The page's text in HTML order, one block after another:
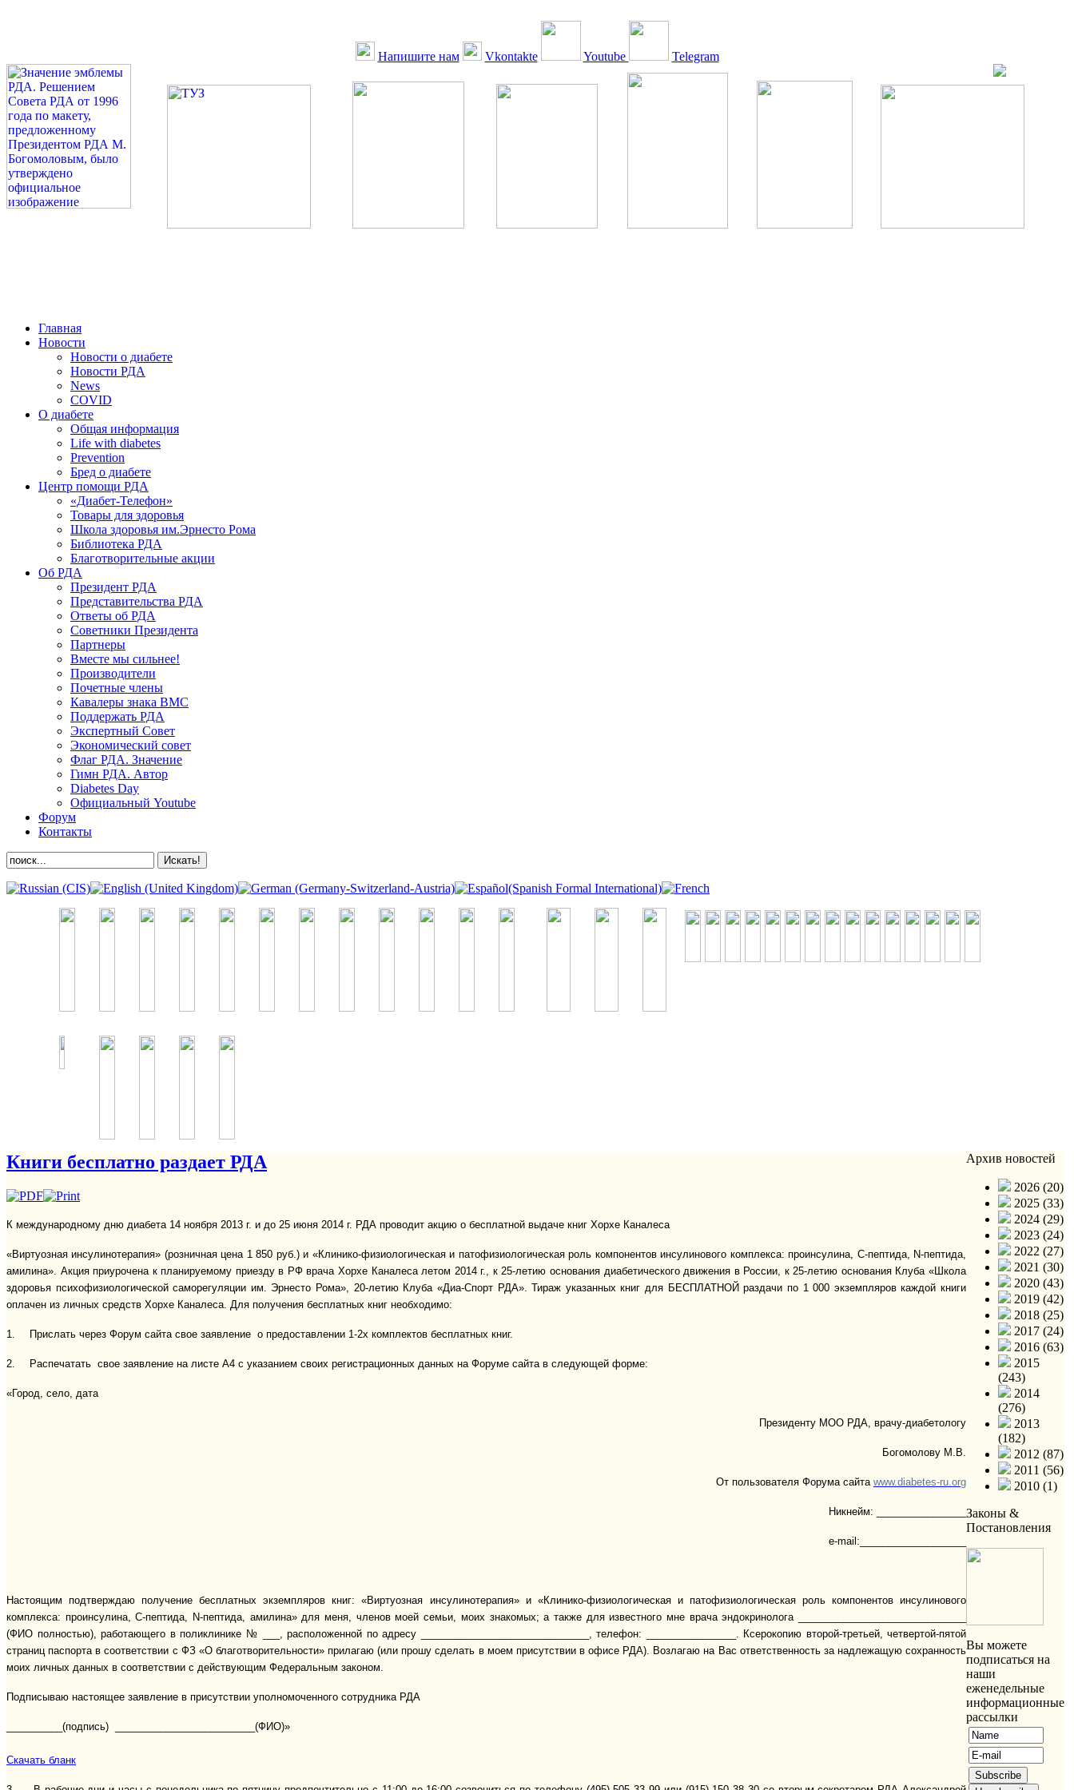
Напишите нам Vkontakte Youtube Telegram
Главная
Новости
Новости о диабете
Новости РДА
News
COVID
О диабете
Общая информация
Life with diabetes
Prevention
Бред о диабете
Центр помощи РДА
«Диабет-Телефон»
Товары для здоровья
Школа здоровья им.Эрнесто Рома
Библиотека РДА
Благотворительные акции
Об РДА
Президент РДА
Представительства РДА
Ответы об РДА
Советники Президента
Партнеры
Вместе мы сильнее!
Производители
Почетные члены
Кавалеры знака ВМС
Поддержать РДА
Экспертный Совет
Экономический совет
Флаг РДА. Значение
Гимн РДА. Автор
Diabetes Day
Официальный Youtube
Форум
Контакты
Книги бесплатно раздает РДА
К международному дню диабета 14 ноября 2013 г. и до 25 июня 2014 г. РДА проводит акцию о бесплатной выдаче книг Хорхе Каналеса
«Виртуозная инсулинотерапия» (розничная цена 1 850 руб.) и «Клинико-физиологическая и патофизиологическая роль компонентов инсулинового комплекса: проинсулина, C-пептида, N-пептида,
амилина». Акция приурочена к планируемому приезду в РФ врача Хорхе Каналеса летом 2014 г., к 25-летию основания диабетического движения в России, к 25-летию основания Клуба «Школа
здоровья психофизиологической саморегуляции им. Эрнесто Рома», 20-летию Клуба «Диа-Спорт РДА». Тираж указанных книг для БЕСПЛАТНОЙ раздачи по 1 000 экземпляров каждой книги
оплачен из личных средств Хорхе Каналеса. Для получения бесплатных книг необходимо:
1. Прислать через Форум сайта свое заявление о предоставлении 1-2х комплектов бесплатных книг.
2. Распечатать свое заявление на листе А4 с указанием своих регистрационных данных на Форуме сайта в следующей форме:
«Город, село, дата
Президенту МОО РДА, врачу-диабетологу
Богомолову М.В.
От пользователя Форума сайта www.diabetes-ru.org
Никнейм: ________________
e-mail :___________________
Настоящим подтверждаю получение бесплатных экземпляров книг: «Виртуозная инсулинотерапия» и «Клинико-физиологическая и патофизиологическая роль компонентов инсулинового
комплекса: проинсулина,
C-пептида, N-пептида, амилина» для меня, членов моей семьи, моих знакомых; а также для известного мне врача эндокринолога ______________________________
(ФИО полностью), работающего в поликлинике № ___, расположенной по адресу ______________________________, телефон: ________________. Ксерокопию второй-третьей, четвертой-пятой
страниц паспорта в соответствии с ФЗ «О благотворительности» прилагаю (или прошу сделать в моем присутствии в офисе РДА). Возлагаю на Вас ответственность за надлежащую сохранность
моих личных данных в соответствии с действующим Федеральным законом.
Подписываю настоящее заявление в присутствии уполномоченного сотрудника РДА
__________(подпись) _________________________(ФИО)»
Скачать бланк
Архив новостей
2026 (20)
2025 (33)
2024 (29)
2023 (24)
2022 (27)
2021 (30)
2020 (43)
2019 (42)
2018 (25)
2017 (24)
2016 (63)
2015
(243)
2014
(276)
2013
(182)
2012 (87)
2011 (56)
2010 (1)
Законы &
Постановления
Вы можете
подписаться на
наши
еженедельные
информационные
рассылки